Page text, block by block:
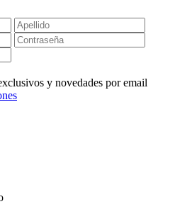
y novedades por email